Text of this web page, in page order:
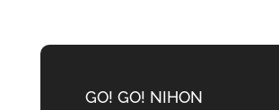
GO! GO! NIHON